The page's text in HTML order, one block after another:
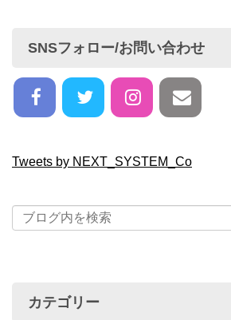
SNSフォロー/お問い合わせ
Tweets by NEXT_SYSTEM_Co
カテゴリー